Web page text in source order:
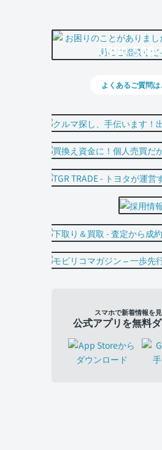
0800-500-
よくあるご質問
スマホで新着情報を
公式アプリを無料